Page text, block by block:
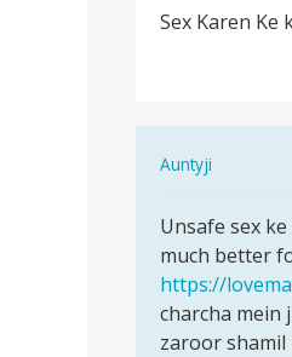
Sex
bad…
Sex Karen
Auntyji
to
Sex
Karen
Ke
kitne
Unsafe
sex
ke
10
din
Unsafe sex
much better
https://
charcha mein
zaroor shamil